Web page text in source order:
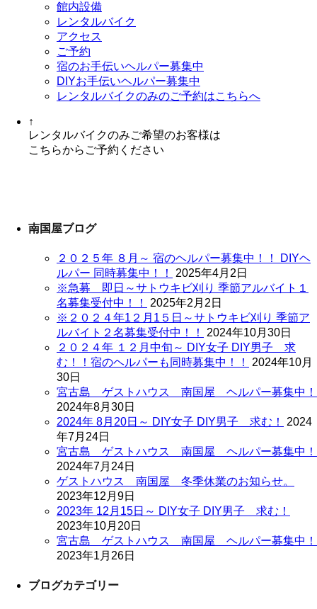
館内設備
レンタルバイク
アクセス
ご予約
宿のお手伝いヘルパー募集中
DIYお手伝いヘルパー募集中
レンタルバイクのみのご予約はこちらへ
↑
レンタルバイクのみご希望のお客様は
こちらからご予約ください
南国屋ブログ
２０２５年 ８月～ 宿のヘルパー募集中！！ DIYヘ
ルパー 同時募集中！！
2025年4月2日
※急募 即日～サトウキビ刈り 季節アルバイト１
名募集受付中！！
2025年2月2日
※２０２４年1２月1５日～サトウキビ刈り 季節ア
ルバイト２名募集受付中！！
2024年10月30日
２０２４年 １２月中旬～ DIY女子 DIY男子 求
む！！宿のヘルパーも同時募集中！！
2024年10月
30日
宮古島 ゲストハウス 南国屋 ヘルパー募集中！
2024年8月30日
2024年 8月20日～ DIY女子 DIY男子 求む！
2024
年7月24日
宮古島 ゲストハウス 南国屋 ヘルパー募集中！
2024年7月24日
ゲストハウス 南国屋 冬季休業のお知らせ。
2023年12月9日
2023年 12月15日～ DIY女子 DIY男子 求む！
2023年10月20日
宮古島 ゲストハウス 南国屋 ヘルパー募集中！
2023年1月26日
ブログカテゴリー